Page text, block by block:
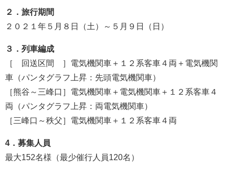
２．旅行期間
２０２１年５月８日（土）～５月９日（日）
３．列車編成
［ 回送区間 ］電気機関車＋１２系客車４両＋電気機関
車（パンタグラフ上昇：先頭電気機関車）
［熊谷～三峰口］電気機関車＋電気機関車＋１２系客車４
両（パンタグラフ上昇：両電気機関車）
［三峰口～秩父］電気機関車＋１２系客車４両
4．募集人員
最大152名様（最少催行人員120名）